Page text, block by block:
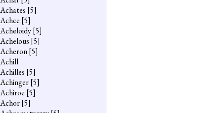
Achates [5]
Achce [5]
Acheloidy[5]
Achelous [5]
Acheron[5]
Achill
Achilles [5]
Achinger[5]
Achiroe [5]
Achor[5]